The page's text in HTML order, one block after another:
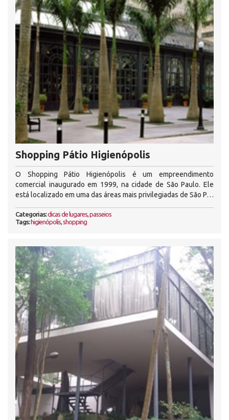
Shopping Pátio Higienópolis
O Shopping Pátio Higienópolis é um empreendimento
comercial inaugurado em 1999, na cidade de São Paulo. Ele
está localizado em uma das áreas mais privilegiadas de São P…
Categorias:dicas de lugares,passeios
Tags: higienópolis,shopping